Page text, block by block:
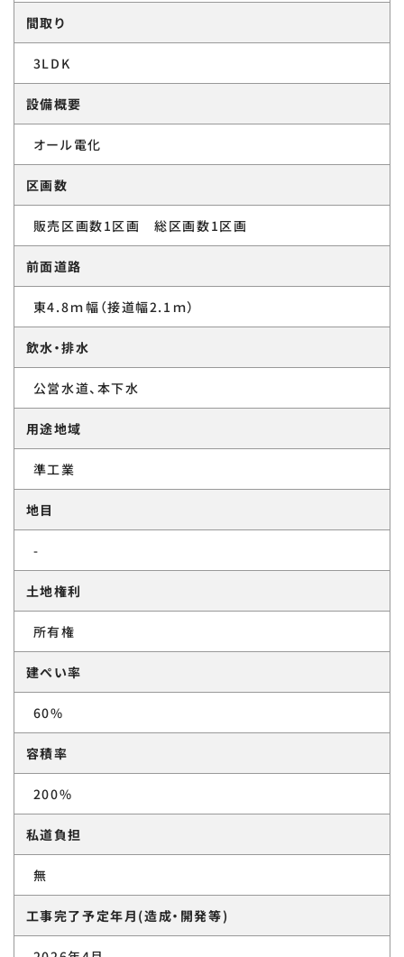
間取り
3LDK
設備概要
オール電化
区画数
販売区画数1区画 総区画数1区画
前面道路
東4.8ｍ幅（接道幅2.1ｍ）
飲水・排水
公営水道、本下水
用途地域
準工業
地目
-
土地権利
所有権
建ぺい率
60%
容積率
200%
私道負担
無
工事完了予定年月(造成・開発等)